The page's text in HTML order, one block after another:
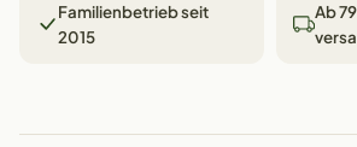
Familienbetrieb seit
2015
Ab